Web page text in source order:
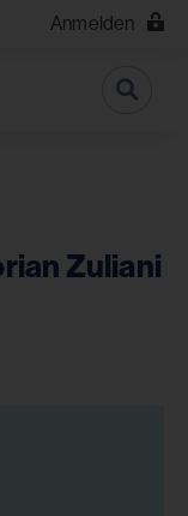
Anmelden
Suche
Zuliani